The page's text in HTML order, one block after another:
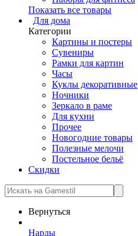
Показать все товары
Для дома
Категории
Картины и постеры
Сувениры
Рамки для картин
Часы
Куклы декоративные
Ночники
Зеркало в раме
Для кухни
Прочее
Новогодние товары
Полезные мелочи
Постельное бельё
Скидки
Вернуться
Нарды